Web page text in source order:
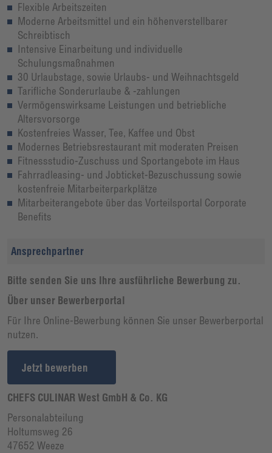
Flexible Arbeitszeiten
Moderne Arbeitsmittel und ein höhenverstellbarer
Schreibtisch
Intensive Einarbeitung und individuelle
Schulungsmaßnahmen
30 Urlaubstage, sowie Urlaubs- und Weihnachtsgeld
Tarifliche Sonderurlaube & -zahlungen
Vermögenswirksame Leistungen und betriebliche
Altersvorsorge
Kostenfreies Wasser, Tee, Kaffee und Obst
Modernes Betriebsrestaurant mit moderaten Preisen
Fitnessstudio-Zuschuss und Sportangebote im Haus
Fahrradleasing- und Jobticket-Bezuschussung sowie
kostenfreie Mitarbeiterparkplätze
Mitarbeiterangebote über das Vorteilsportal Corporate
Benefits
Ansprechpartner
Bitte senden Sie uns Ihre ausführliche Bewerbung zu.
Über unser Bewerberportal
Für Ihre Online-Bewerbung können Sie unser Bewerberportal
nutzen.
Jetzt bewerben
CHEFS CULINAR West GmbH & Co. KG
Personalabteilung
Holtumsweg 26
47652 Weeze